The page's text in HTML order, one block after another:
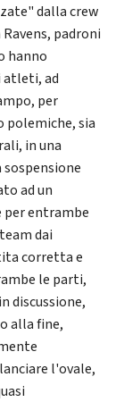
dalla crew
padroni
hanno
ad
per
polemiche, sia
in una
ad un
entrambe
dai
corretta e
le parti,
discussione,
alla fine,
l'ovale,